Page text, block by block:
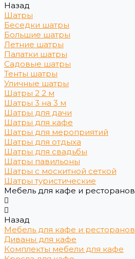
Назад
Шатры
Беседки шатры
Большие шатры
Летние шатры
Палатки шатры
Садовые шатры
Тенты шатры
Уличные шатры
Шатры 2 2 м
Шатры 3 на 3 м
Шатры для дачи
Шатры для кафе
Шатры для мероприятий
Шатры для отдыха
Шатры для свадьбы
Шатры павильоны
Шатры с москитной сеткой
Шатры туристические
Мебель для кафе и ресторанов
Назад
Мебель для кафе и ресторанов
Диваны для кафе
Комплекты мебели для кафе